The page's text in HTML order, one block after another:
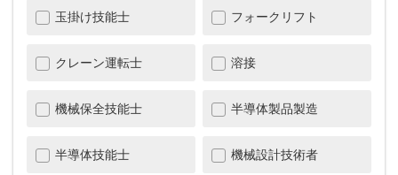
玉掛け技能士 フォークリフト
クレーン運転士 溶接
機械保全技能士 半導体製品製造
半導体技能士 機械設計技術者